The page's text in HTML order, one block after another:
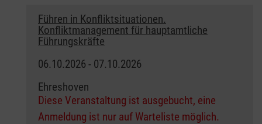
Führen in Konfliktsituationen.
Konfliktmanagement für hauptamtliche
Führungskräfte
06.10.2026 - 07.10.2026
Ehreshoven
Diese Veranstaltung ist ausgebucht, eine
Anmeldung ist nur auf Warteliste möglich.